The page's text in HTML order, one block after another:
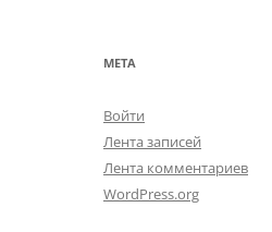
МЕТА
Войти
Лента записей
Лента комментариев
WordPress.org